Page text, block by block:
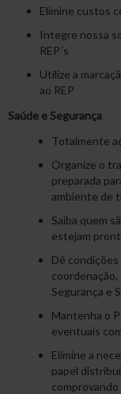
Elimine custos
Integre nossa
REP´s
Utilize a
ao REP
Saúde e Segurança
Totalmente
Organize o
preparada
ambiente de
Saiba quem
estejam
Dê condições
coordenação,
Segurança e
Mantenha o
eventuais
Elimine a
papel